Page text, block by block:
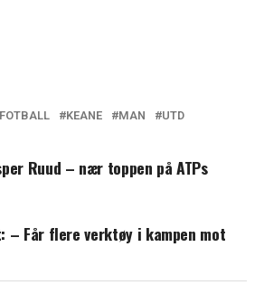
KEANE MAN UTD
Ruud – nær toppen på ATPs
– Får flere verktøy i kampen mot